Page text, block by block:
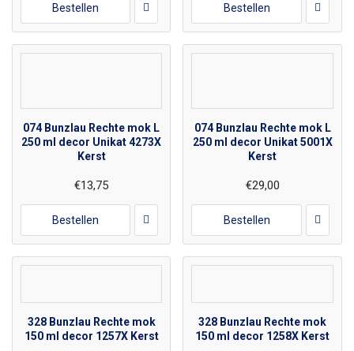
Bestellen Bestellen
074 Bunzlau Rechte mok L
250 ml decor Unikat 4273X
Kerst
€13,75
Bestellen
074 Bunzlau Rechte mok L
250 ml decor Unikat 5001X
Kerst
€29,00
Bestellen
328 Bunzlau Rechte mok
150 ml decor 1257X Kerst
328 Bunzlau Rechte mok
150 ml decor 1258X Kerst